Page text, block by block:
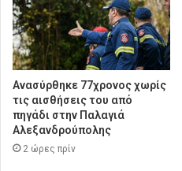
Ανασύρθηκε 77χρονος χωρίς
τις αισθήσεις του από
πηγάδι στην Παλαγιά
Αλεξανδρούπολης
2 ώρες πρίν